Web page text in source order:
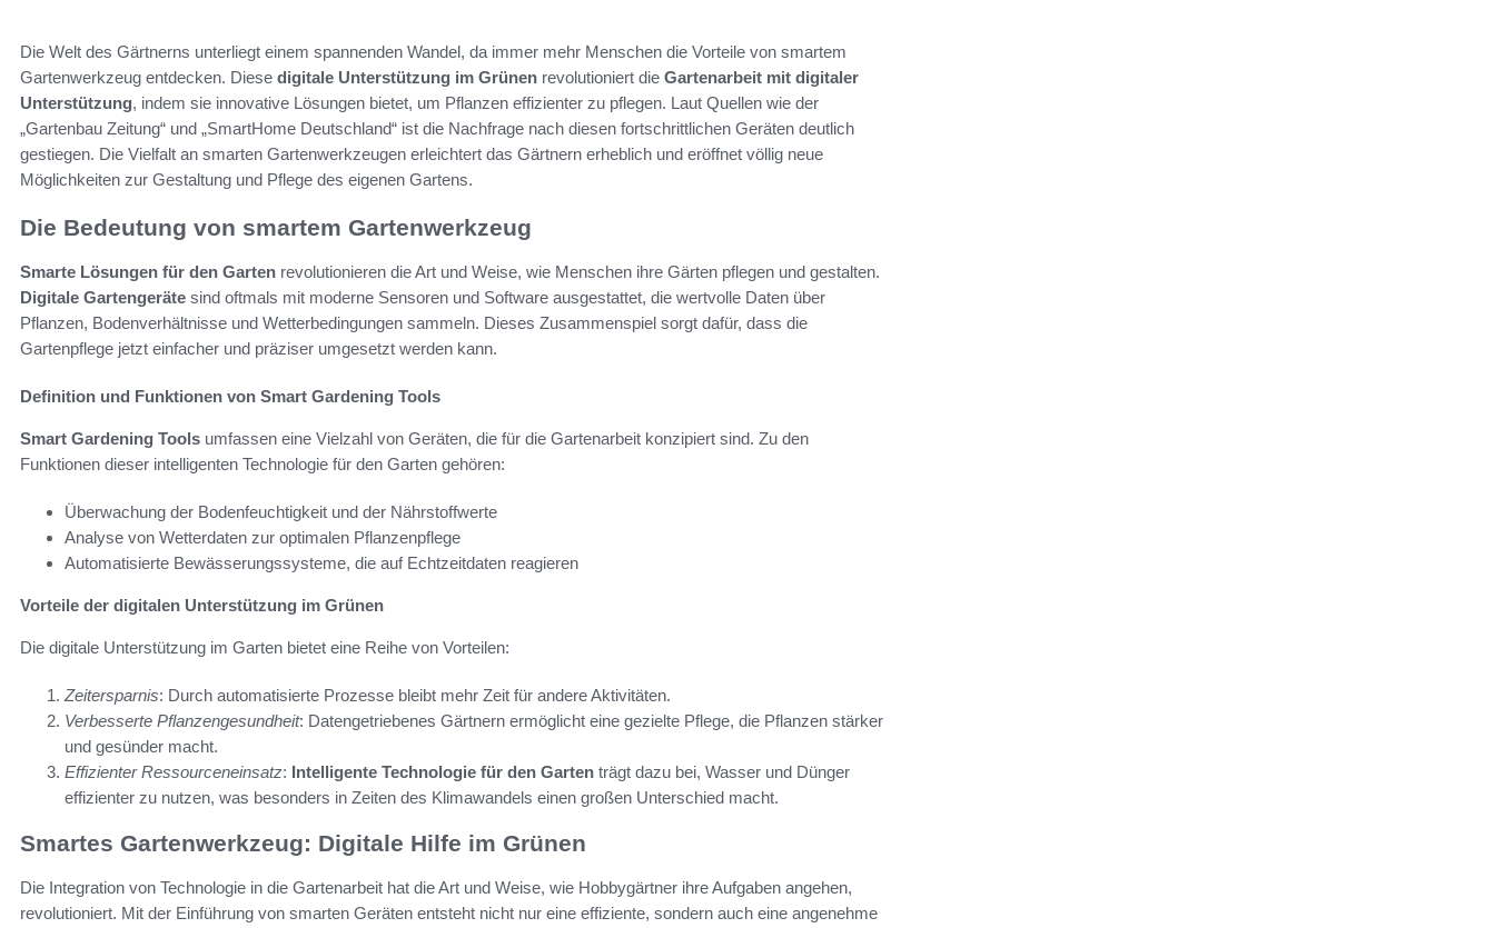
Die Welt des Gärtnerns unterliegt einem spannenden Wandel, da immer mehr Menschen die Vorteile von smartem
Gartenwerkzeug entdecken. Diese digitale Unterstützung im Grünen revolutioniert die Gartenarbeit mit digitaler
Unterstützung, indem sie innovative Lösungen bietet, um Pflanzen effizienter zu pflegen. Laut Quellen wie der
„Gartenbau Zeitung“ und „SmartHome Deutschland“ ist die Nachfrage nach diesen fortschrittlichen Geräten deutlich
gestiegen. Die Vielfalt an smarten Gartenwerkzeugen erleichtert das Gärtnern erheblich und eröffnet völlig neue
Möglichkeiten zur Gestaltung und Pflege des eigenen Gartens.
Die Bedeutung von smartem Gartenwerkzeug
Smarte Lösungen für den Garten revolutionieren die Art und Weise, wie Menschen ihre Gärten pflegen und gestalten.
Digitale Gartengeräte sind oftmals mit moderne Sensoren und Software ausgestattet, die wertvolle Daten über
Pflanzen, Bodenverhältnisse und Wetterbedingungen sammeln. Dieses Zusammenspiel sorgt dafür, dass die
Gartenpflege jetzt einfacher und präziser umgesetzt werden kann.
Definition und Funktionen von Smart Gardening Tools
Smart Gardening Tools umfassen eine Vielzahl von Geräten, die für die Gartenarbeit konzipiert sind. Zu den
Funktionen dieser intelligenten Technologie für den Garten gehören:
Überwachung der Bodenfeuchtigkeit und der Nährstoffwerte
Analyse von Wetterdaten zur optimalen Pflanzenpflege
Automatisierte Bewässerungssysteme, die auf Echtzeitdaten reagieren
Vorteile der digitalen Unterstützung im Grünen
Die digitale Unterstützung im Garten bietet eine Reihe von Vorteilen:
Zeitersparnis: Durch automatisierte Prozesse bleibt mehr Zeit für andere Aktivitäten.
Verbesserte Pflanzengesundheit: Datengetriebenes Gärtnern ermöglicht eine gezielte Pflege, die Pflanzen stärker
und gesünder macht.
Effizienter Ressourceneinsatz: Intelligente Technologie für den Garten trägt dazu bei, Wasser und Dünger
effizienter zu nutzen, was besonders in Zeiten des Klimawandels einen großen Unterschied macht.
Smartes Gartenwerkzeug: Digitale Hilfe im Grünen
Die Integration von Technologie in die Gartenarbeit hat die Art und Weise, wie Hobbygärtner ihre Aufgaben angehen,
revolutioniert. Mit der Einführung von smarten Geräten entsteht nicht nur eine effiziente, sondern auch eine angenehme